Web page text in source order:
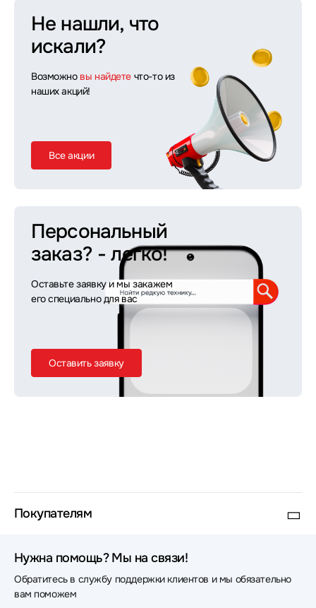
Не нашли, что
искали?
Возможно вы найдете что-то из
наших акций!
Все акции
Персональный
заказ? - легко!
Оставьте заявку и мы закажем
его специально для вас
Оставить заявку
Покупателям
Нужна помощь? Мы на связи!
Обратитесь в службу поддержки клиентов и мы обязательно
вам поможем